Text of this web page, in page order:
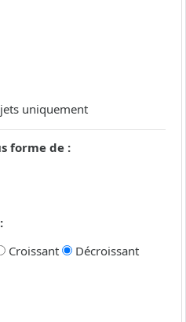
uniquement
forme de :
Croissant
Décroissant